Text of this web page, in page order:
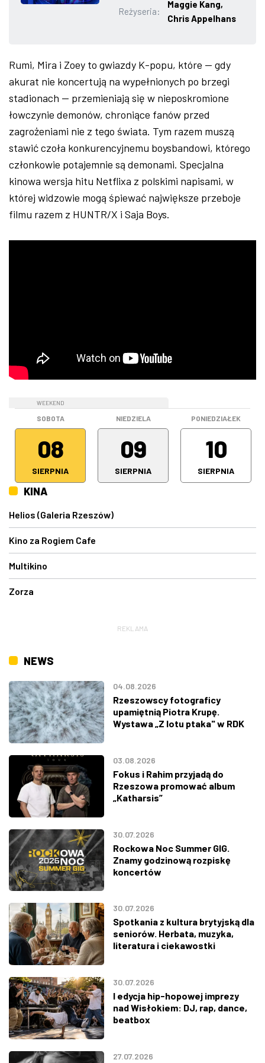
Reżyseria:
Maggie Kang,
Chris Appelhans
Rumi, Mira i Zoey to gwiazdy K-popu, które — gdy
akurat nie koncertują na wypełnionych po brzegi
stadionach — przemieniają się w nieposkromione
łowczynie demonów, chroniące fanów przed
zagrożeniami nie z tego świata. Tym razem muszą
stawić czoła konkurencyjnemu boysbandowi, którego
członkowie potajemnie są demonami. Specjalna
kinowa wersja hitu Netflixa z polskimi napisami, w
której widzowie mogą śpiewać największe przeboje
filmu razem z HUNTR/X i Saja Boys.
WEEKEND
SOBOTA
08
SIERPNIA
NIEDZIELA
09
SIERPNIA
PONIEDZIAŁEK
10
SIERPNIA
KINA
Helios (Galeria Rzeszów)
Kino za Rogiem Cafe
Multikino
Zorza
REKLAMA
NEWS
04.08.2026
Rzeszowscy fotograficy
upamiętnią Piotra Krupę.
Wystawa „Z lotu ptaka" w RDK
03.08.2026
Fokus i Rahim przyjadą do
Rzeszowa promować album
„Katharsis”
30.07.2026
Rockowa Noc Summer GIG.
Znamy godzinową rozpiskę
koncertów
30.07.2026
Spotkania z kultura brytyjską dla
seniorów. Herbata, muzyka,
literatura i ciekawostki
30.07.2026
I edycja hip-hopowej imprezy
nad Wisłokiem: DJ, rap, dance,
beatbox
27.07.2026